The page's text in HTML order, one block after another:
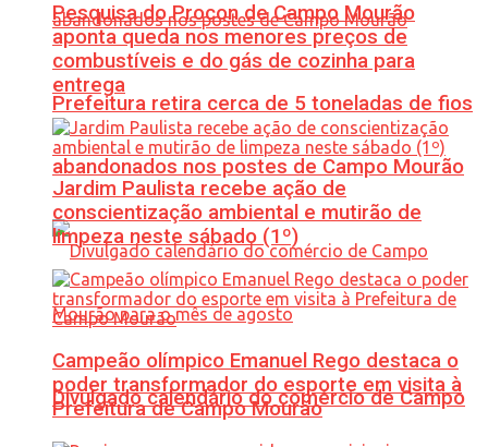
Prefeitura retira cerca de 5 toneladas de fios
abandonados nos postes de Campo Mourão
Divulgado calendário do comércio de Campo
Pesquisa do Procon de Campo Mourão
aponta queda nos menores preços de
combustíveis e do gás de cozinha para
entrega
Jardim Paulista recebe ação de
conscientização ambiental e mutirão de
limpeza neste sábado (1º)
Campeão olímpico Emanuel Rego destaca o
poder transformador do esporte em visita à
Prefeitura de Campo Mourão